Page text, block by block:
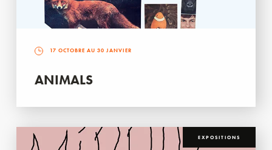
17 OCTOBRE AU 30 JANVIER
ANIMALS
EXPOSITIONS